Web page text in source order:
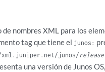
de nombres XML para los
tag que tiene el junos:
junos/
una versión de Junos